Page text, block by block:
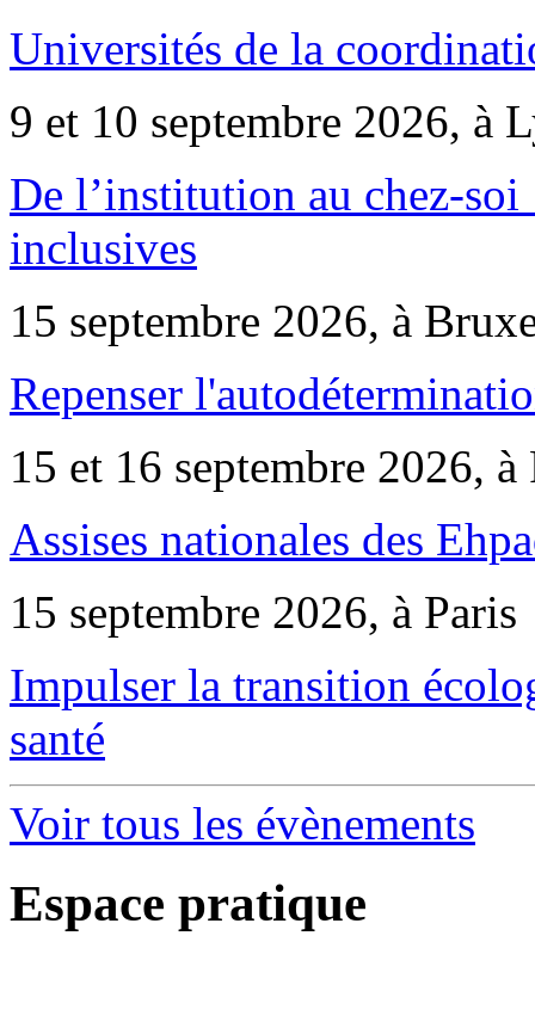
Universités de la
9 et 10 septembre 2026, à
De l’institution au chez-
inclusives
15 septembre 2026, à
Repenser
15 et 16 septembre 2026, à
Assises nationales des
15 septembre 2026, à Paris
Impulser la transition
santé
Voir tous les évènements
Espace pratique